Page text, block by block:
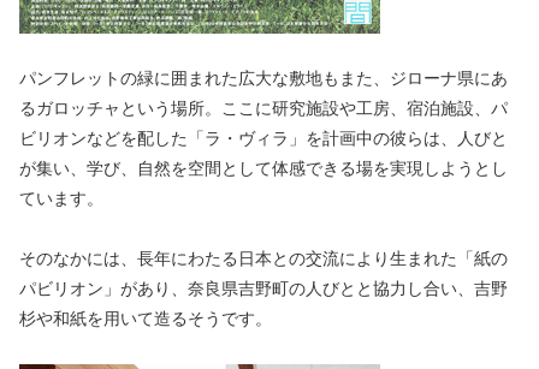
パンフレットの緑に囲まれた広大な敷地もまた、ジローナ県にあ
るガロッチャという場所。ここに研究施設や工房、宿泊施設、パ
ビリオンなどを配した「ラ・ヴィラ」を計画中の彼らは、人びと
が集い、学び、自然を空間として体感できる場を実現しようとし
ています。
そのなかには、長年にわたる日本との交流により生まれた「紙の
パビリオン」があり、奈良県吉野町の人びとと協力し合い、吉野
杉や和紙を用いて造るそうです。